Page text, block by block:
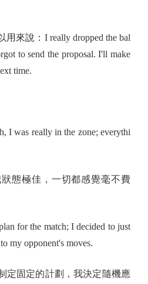
說：I really dropped the bal
to send the proposal. I'll make
time.
was really in the zone; everythi
極佳，一切都感覺毫不費
for the match; I decided to just
my opponent's moves.
固定的計劃，我決定隨機應